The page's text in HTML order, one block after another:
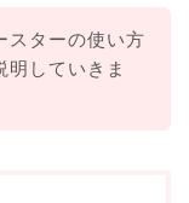
スターの使い方
明していきま